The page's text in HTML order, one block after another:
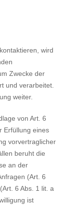
wird
Zwecke der
und verarbeitet.
weiter.
von Art. 6
Erfüllung eines
vorvertraglicher
beruht die
an der
(Art. 6
6 Abs. 1 lit. a
ist